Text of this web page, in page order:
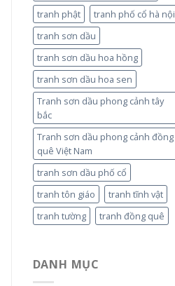
tranh phật
tranh phố cổ hà nội
tranh sơn dầu
tranh sơn dầu hoa hồng
tranh sơn dầu hoa sen
Tranh sơn dầu phong cảnh tây
bắc
Tranh sơn dầu phong cảnh đồng
quê Việt Nam
tranh sơn dầu phố cổ
tranh tôn giáo
tranh tĩnh vật
tranh tường
tranh đồng quê
DANH MỤC